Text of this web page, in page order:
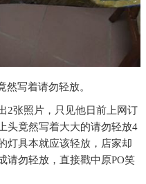
然写着请勿轻放。
2张照片，只见他日前上网订
头竟然写着大大的请勿轻放4
灯具本就应该轻放，店家却
请勿轻放，直接戳中原PO笑